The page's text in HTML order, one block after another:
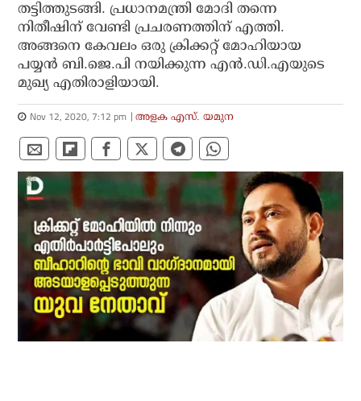
തട്ടിത്തുടങ്ങി. പ്രധാനമന്ത്രി മോദി തന്നെ
നിതീഷിന് വേണ്ടി പ്രചരണത്തിന് എത്തി.
അങ്ങനെ കേവലം ഒരു ക്രിക്കറ്റ് മോഹിയായ
പയ്യന്‍ ബി.ജെ.പി നയിക്കുന്ന എന്‍.ഡി.എയുടെ
മുഖ്യ എതിരാളിയായി.
Nov 12, 2020, 7:12 pm അളക എസ്. യമുന